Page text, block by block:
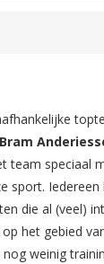
Bram
team speciaal
sport.
die al (veel)
het gebied
weinig